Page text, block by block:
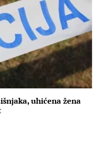
uhićena žena